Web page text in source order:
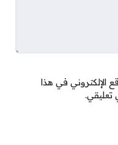
الإلكتروني في هذا
تعليقي.